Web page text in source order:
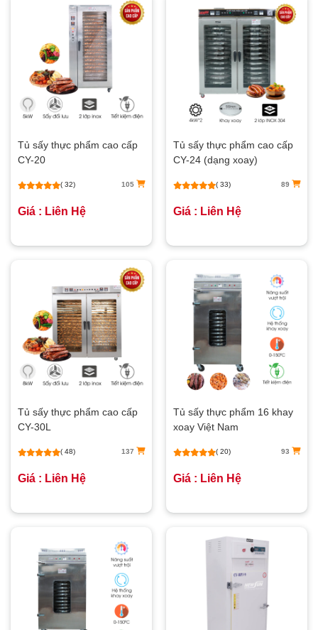
Tủ sấy thực phẩm cao cấp
CY-20
( 32) 105
Giá : Liên Hệ
Tủ sấy thực phẩm cao cấp
CY-24 (dạng xoay)
( 33) 89
Giá : Liên Hệ
Tủ sấy thực phẩm cao cấp
CY-30L
( 48) 137
Giá : Liên Hệ
Tủ sấy thực phẩm 16 khay
xoay Việt Nam
( 20) 93
Giá : Liên Hệ